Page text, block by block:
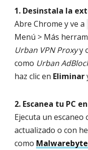
1. Desinstala la
Abre Chrome y ve a
Menú > Más
Urban VPN Proxyy
como Urban
haz clic en Eliminar
2. Escanea tu PC
Ejecuta un
actualizado o con
como